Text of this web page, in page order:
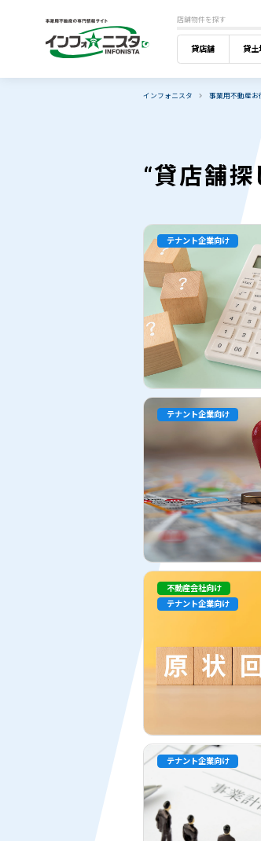
店舗物件を探す
貸店舗 貸土
インフォニスタ 事業用不動産お
“貸店舗探
テナント企業向け
テナント企業向け
不動産会社向け
テナント企業向け
テナント企業向け